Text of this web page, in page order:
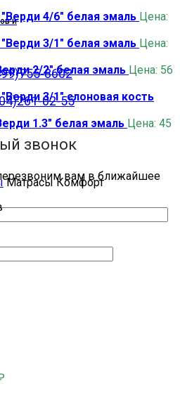
и
8602
02-55
звонок
вам в ближайшее
4/6" белая эмаль Цена:
3/1" белая эмаль Цена:
2/2" белая эмаль Цена: 56
3/1" слоновая кость
1.3" белая эмаль Цена: 45
Матрасы Комфорт